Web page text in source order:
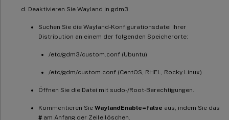
Deaktivieren Sie Wayland in gdm3.
Suchen Sie die Wayland-Konfigurationsdatei Ihrer
Distribution an einem der folgenden Speicherorte:
/etc/gdm3/custom.conf (Ubuntu)
/etc/gdm/custom.conf (CentOS, RHEL, Rocky Linux)
Öffnen Sie die Datei mit sudo-/Root-Berechtigungen.
Kommentieren Sie WaylandEnable=false aus, indem Sie das
# am Anfang der Zeile löschen.